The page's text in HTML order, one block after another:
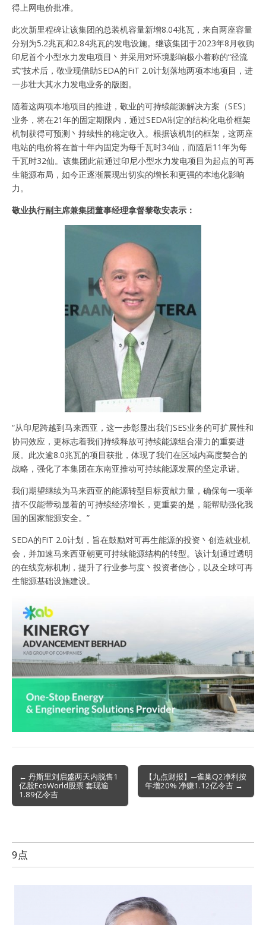
得上网电价批准。
此次新里程碑让该集团的总装机容量新增8.04兆瓦，来自两座容量
分别为5.2兆瓦和2.84兆瓦的发电设施。继该集团于2023年8月收购
印尼首个小型水力发电项目丶并采用对环境影响极小着称的“径流
式”技术后，敬业现借助SEDA的FiT 2.0计划落地两项本地项目，进
一步壮大其水力发电业务的版图。
随着这两项本地项目的推进，敬业的可持续能源解决方案（SES）
业务，将在21年的固定期限内，通过SEDA制定的结构化电价框架
机制获得可预测丶持续性的稳定收入。根据该机制的框架，这两座
电站的电价将在首十年内固定为每千瓦时34仙，而随后11年为每
千瓦时32仙。该集团此前通过印尼小型水力发电项目为起点的可再
生能源布局，如今正逐渐展现出切实的增长和更强的本地化影响
力。
敬业执行副主席兼集团董事经理拿督黎敬安表示：
“从印尼跨越到马来西亚，这一步彰显出我们SES业务的可扩展性和
协同效应，更标志着我们持续释放可持续能源组合潜力的重要进
展。此次逾8.0兆瓦的项目获批，体现了我们在区域内高度契合的
战略，强化了本集团在东南亚推动可持续能源发展的坚定承诺。
我们期望继续为马来西亚的能源转型目标贡献力量，确保每一项举
措不仅能带动显着的可持续经济增长，更重要的是，能帮助强化我
国的国家能源安全。”
SEDA的FiT 2.0计划，旨在鼓励对可再生能源的投资丶创造就业机
会，并加速马来西亚朝更可持续能源结构的转型。该计划通过透明
的在线竞标机制，提升了行业参与度丶投资者信心，以及全球可再
生能源基础设施建设。
Post
navigation
← 丹斯里刘启盛两天内脱售1
亿股EcoWorld股票 套现逾
1.89亿令吉
【九点财报】─雀巢Q2净利按
年增20% 净赚1.12亿令吉 →
9点